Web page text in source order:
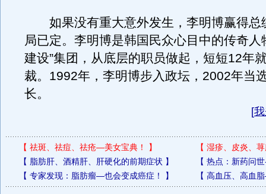
如果没有重大意外发生，李明博赢得总
局已定。李明博是韩国民众心目中的传奇人
建设”集团，从底层的职员做起，短短12年
裁。1992年，李明博步入政坛，2002年当
长。
[
【 祛斑、祛痘、祛疮—美女宝典！ 】 【 湿疹、皮炎、
【 脂肪肝、酒精肝、肝硬化的前期症状 】 【 热点：新药问
【 专家发现：脂肪瘤—也会变成癌症！ 】 【 高血压、高血